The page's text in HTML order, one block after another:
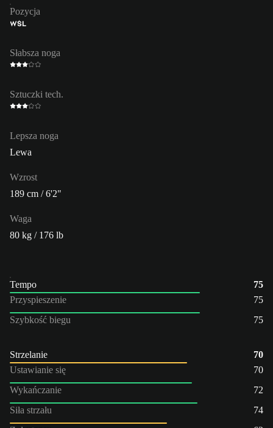
Pozycja
WŚL
Słabsza noga
Sztuczki tech.
Lepsza noga
Lewa
Wzrost
189 cm / 6'2"
Waga
80 kg / 176 lb
Tempo
75
Przyspieszenie
75
Szybkość biegu
75
Strzelanie
70
Ustawianie się
70
Wykańczanie
72
Siła strzału
74